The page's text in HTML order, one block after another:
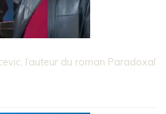
l’auteur du roman Paradoxal